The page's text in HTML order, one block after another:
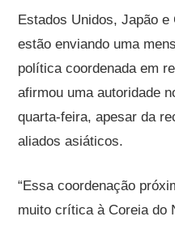
Estados Unidos, Japão e
estão enviando uma
política coordenada em
afirmou uma autoridade
quarta-feira, apesar da
aliados asiáticos.
“Essa coordenação
muito crítica à Coreia do